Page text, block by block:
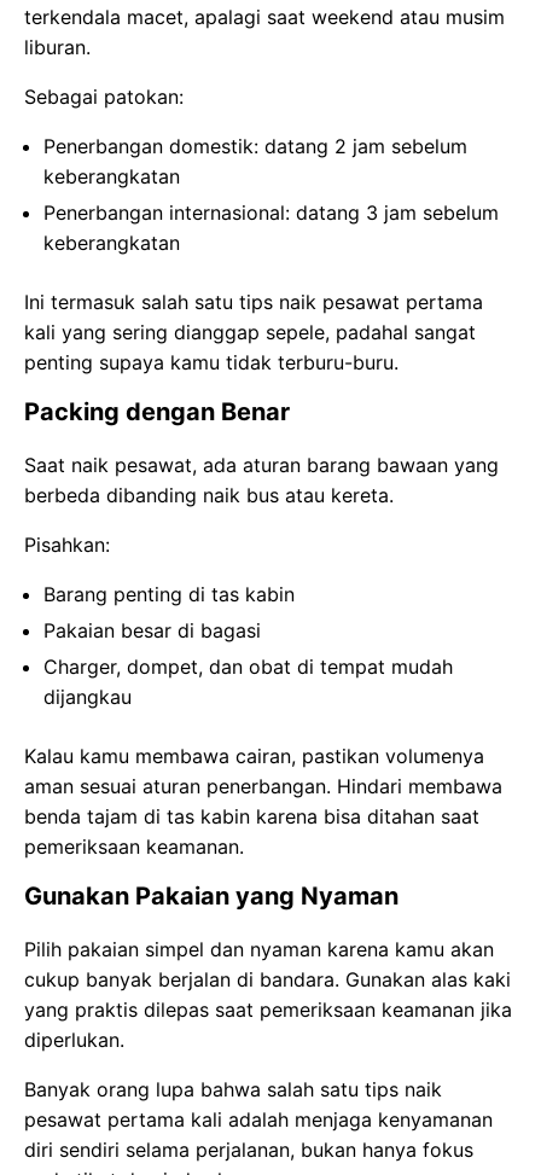
terkendala macet, apalagi saat weekend atau musim
liburan.
Sebagai patokan:
Penerbangan domestik: datang 2 jam sebelum
keberangkatan
Penerbangan internasional: datang 3 jam sebelum
keberangkatan
Ini termasuk salah satu tips naik pesawat pertama
kali yang sering dianggap sepele, padahal sangat
penting supaya kamu tidak terburu-buru.
Packing dengan Benar
Saat naik pesawat, ada aturan barang bawaan yang
berbeda dibanding naik bus atau kereta.
Pisahkan:
Barang penting di tas kabin
Pakaian besar di bagasi
Charger, dompet, dan obat di tempat mudah
dijangkau
Kalau kamu membawa cairan, pastikan volumenya
aman sesuai aturan penerbangan. Hindari membawa
benda tajam di tas kabin karena bisa ditahan saat
pemeriksaan keamanan.
Gunakan Pakaian yang Nyaman
Pilih pakaian simpel dan nyaman karena kamu akan
cukup banyak berjalan di bandara. Gunakan alas kaki
yang praktis dilepas saat pemeriksaan keamanan jika
diperlukan.
Banyak orang lupa bahwa salah satu tips naik
pesawat pertama kali adalah menjaga kenyamanan
diri sendiri selama perjalanan, bukan hanya fokus